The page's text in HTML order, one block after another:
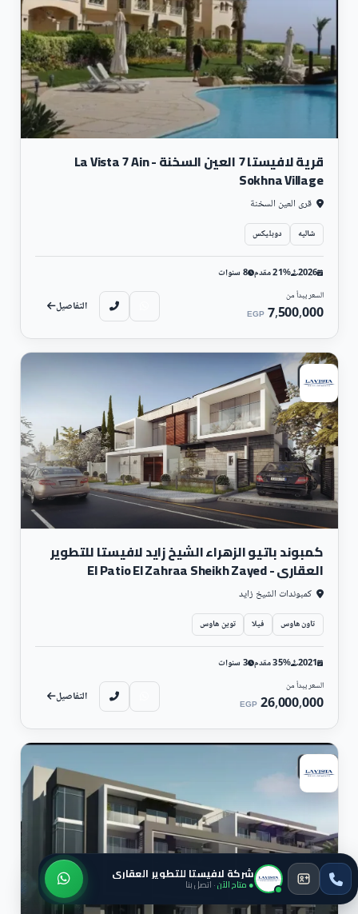
قرية لافيستا 7 العين السخنة - La Vista 7 Ain
Sokhna Village
قرى العين السخنة
شاليه دوبليكس
2026 21% مقدم 8 سنوات
السعر يبدأ من
7,500,000
EGP التفاصيل
سكني
كمبوند باتيو الزهراء الشيخ زايد لافيستا للتطوير
العقاري - El Patio El Zahraa Sheikh Zayed
كمبوندات الشيخ زايد
تاون هاوس فيلا توين هاوس
2021 35% مقدم 3 سنوات
السعر يبدأ من
26,000,000
EGP التفاصيل
سكني
شركة لافيستا للتطوير العقاري
● متاح الآن· اتصل بنا